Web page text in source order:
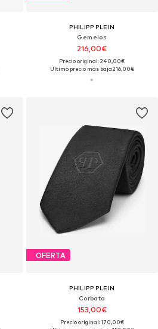
PHILIPP PLEIN
Gemelos
216,00€
Precio original: 240,00€
Último precio más bajo:216,00€
OFERTA
PHILIPP PLEIN
Corbata
153,00€
Precio original: 170,00€